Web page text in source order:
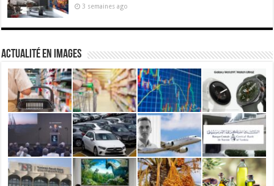
3 semaines ago
actualité en images